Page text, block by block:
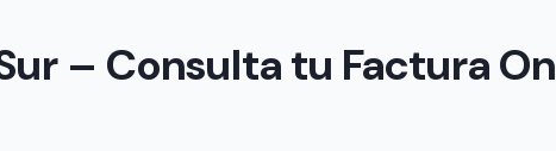
– Consulta tu Factura